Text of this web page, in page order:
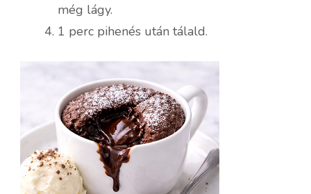
még lágy.
1 perc pihenés után tálald.